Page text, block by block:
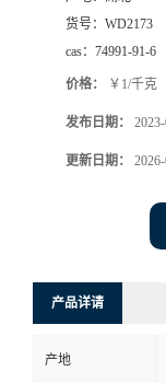
货号： WD2173
cas： 74991-91-6
价格： ￥1/千克
发布日期：
更新日期：
产品详请
产地